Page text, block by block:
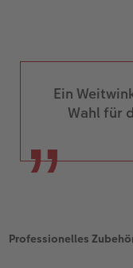
Ein
Wahl für
Professionelles